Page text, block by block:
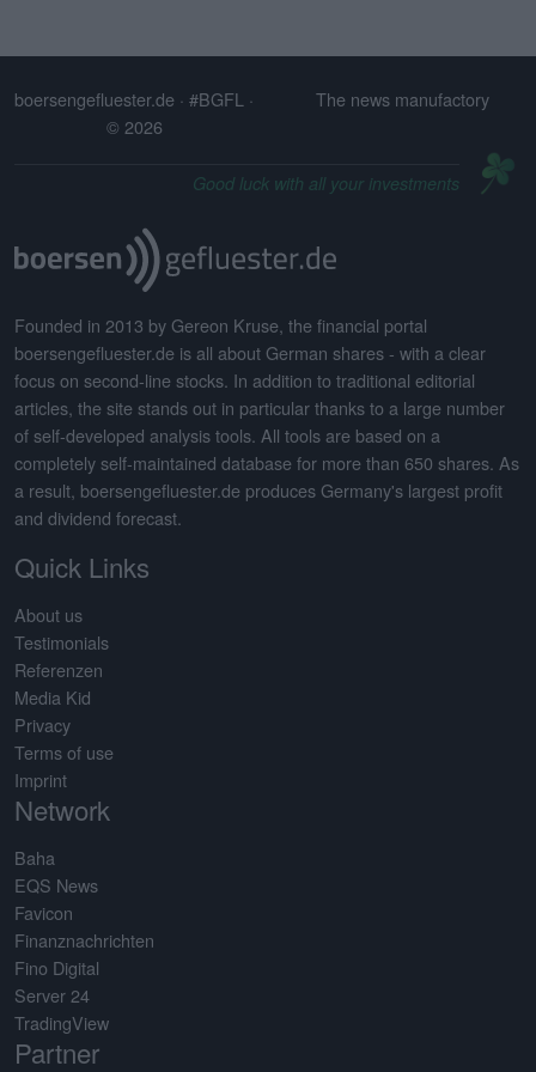
boersengefluester.de · #BGFL ·
© 2026
The news manufactory
Good luck with all your investments
Founded in 2013 by Gereon Kruse, the financial portal
boersengefluester.de is all about German shares - with a clear
focus on second-line stocks. In addition to traditional editorial
articles, the site stands out in particular thanks to a large number
of self-developed analysis tools. All tools are based on a
completely self-maintained database for more than 650 shares. As
a result, boersengefluester.de produces Germany's largest profit
and dividend forecast.
Quick Links
About us
Testimonials
Referenzen
Media Kid
Privacy
Terms of use
Imprint
Network
Baha
EQS News
Favicon
Finanznachrichten
Fino Digital
Server 24
TradingView
Partner